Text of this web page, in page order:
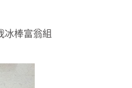
冰棒富翁組